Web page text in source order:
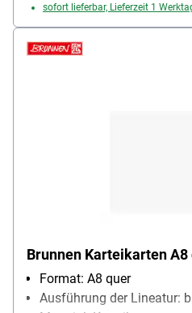
sofort lieferbar, Lieferzeit 1
Brunnen Karteikarten A8
Format: A8 quer
Ausführung der Lineatur: